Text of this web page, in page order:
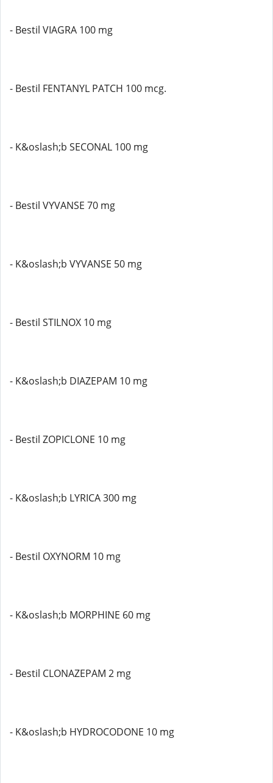
- Bestil VIAGRA 100 mg
- Bestil FENTANYL PATCH 100 mcg.
- K&oslash;b SECONAL 100 mg
- Bestil VYVANSE 70 mg
- K&oslash;b VYVANSE 50 mg
- Bestil STILNOX 10 mg
- K&oslash;b DIAZEPAM 10 mg
- Bestil ZOPICLONE 10 mg
- K&oslash;b LYRICA 300 mg
- Bestil OXYNORM 10 mg
- K&oslash;b MORPHINE 60 mg
- Bestil CLONAZEPAM 2 mg
- K&oslash;b HYDROCODONE 10 mg